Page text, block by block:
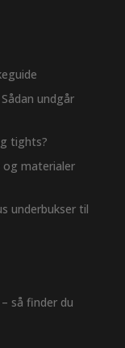
undgår
tights?
og materialer
underbukser til
så finder du